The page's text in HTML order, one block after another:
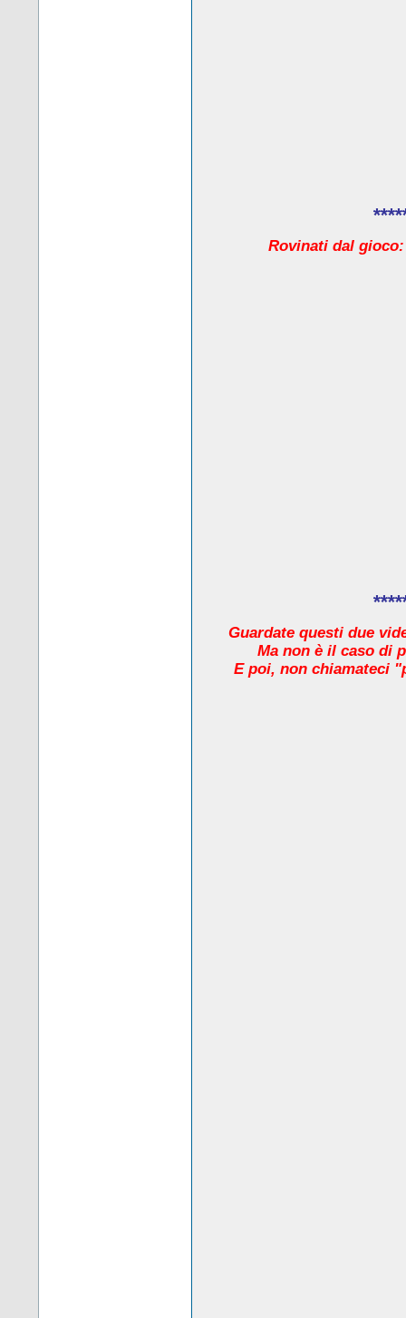
Rovinati dal
Guardate questi due
Ma non è il caso di
E poi, non chiamateci